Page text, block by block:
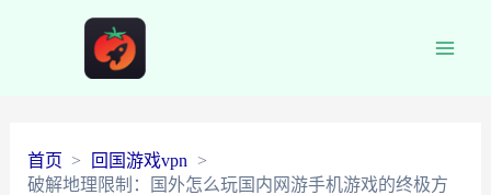
首页
回国游戏vpn
破解地理限制：国外怎么玩国内网游手机游戏的终极方